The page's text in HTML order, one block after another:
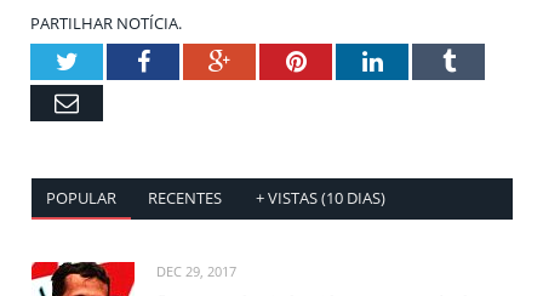
PARTILHAR NOTÍCIA.
TwitterFacebookGoogle+PinterestLinkedInTumblr
Email
POPULAR RECENTES + VISTAS (10 DIAS)
DEC 29, 2017